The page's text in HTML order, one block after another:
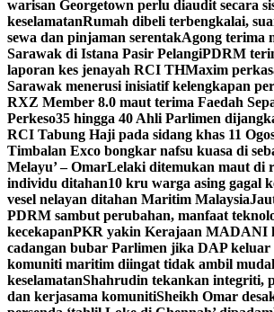
warisan Georgetown perlu diaudit secara
keselamatanRumah dibeli terbengkalai,
sewa dan pinjaman serentakAgong terima
Sarawak di Istana Pasir PelangiPDRM
laporan kes jenayah RCI THMaxim
Sarawak menerusi inisiatif kelengkapan
RXZ Member 8.0 maut terima Faedah
Perkeso35 hingga 40 Ahli Parlimen
RCI Tabung Haji pada sidang khas 11
Timbalan Exco bongkar nafsu kuasa di
Melayu’ – OmarLelaki ditemukan maut di
individu ditahan10 kru warga asing gagal
vesel nelayan ditahan Maritim Malaysia
PDRM sambut perubahan, manfaat
kecekapanPKR yakin Kerajaan MADANI
cadangan bubar Parlimen jika DAP keluar
komuniti maritim diingat tidak ambil
keselamatanShahrudin tekankan integriti,
dan kerjasama komunitiSheikh Omar